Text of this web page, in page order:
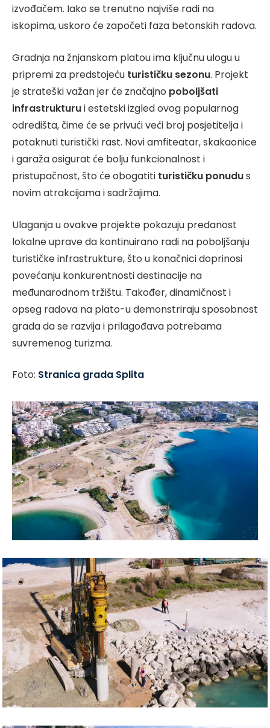
izvođačem. Iako se trenutno najviše radi na
iskopima, uskoro će započeti faza betonskih radova.
Gradnja na žnjanskom platou ima ključnu ulogu u
pripremi za predstojeću turističku sezonu. Projekt
je strateški važan jer će značajno poboljšati
infrastrukturui estetski izgled ovog popularnog
odredišta, čime će se privući veći broj posjetitelja i
potaknuti turistički rast. Novi amfiteatar, skakaonice
i garaža osigurat će bolju funkcionalnost i
pristupačnost, što će obogatiti turističku ponudus
novim atrakcijama i sadržajima.
Ulaganja u ovakve projekte pokazuju predanost
lokalne uprave da kontinuirano radi na poboljšanju
turističke infrastrukture, što u konačnici doprinosi
povećanju konkurentnosti destinacije na
međunarodnom tržištu. Također, dinamičnost i
opseg radova na plato-u demonstriraju sposobnost
grada da se razvija i prilagođava potrebama
suvremenog turizma.
Foto: Stranica grada Splita